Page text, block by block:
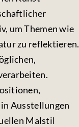
um Themen wie
zu reflektieren.
Ausstellungen
Malstil